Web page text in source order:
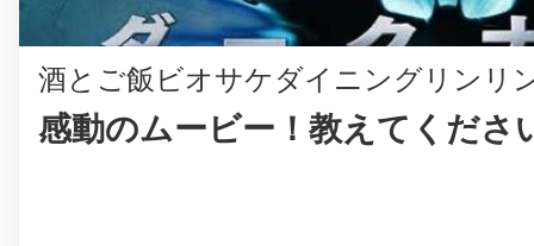
酒とご飯ビオサケダイニングリンリ
感動のムービー！教えてくださ
滋賀県